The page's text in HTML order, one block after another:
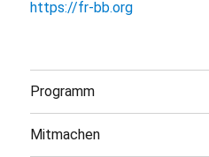
https://fr-bb.org
Programm
Mitmachen